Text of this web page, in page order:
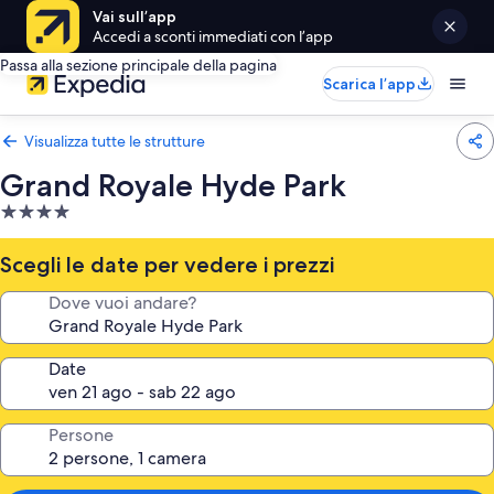
Vai sull’app
Accedi a sconti immediati con l’app
Passa alla sezione principale della pagina
Scarica l’app
Visualizza tutte le strutture
Grand Royale Hyde Park
Struttura
a
4.0
stelle
Scegli le date per vedere i prezzi
Dove vuoi andare?
Date
Persone